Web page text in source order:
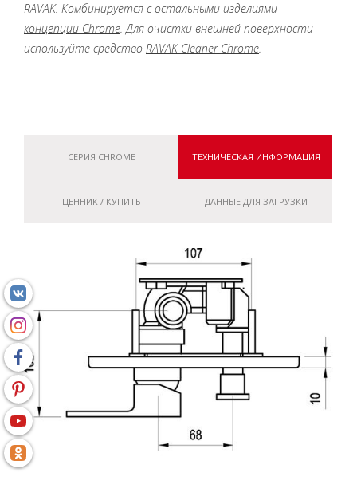
RAVAK. Комбинируется с остальными изделиями
концепции Chrome.Для очистки внешней поверхности
используйте средство RAVAK Cleaner Chrome.
СЕРИЯ CHROME ТЕХНИЧЕСКАЯ ИНФОРМАЦИЯ
ЦЕННИК / КУПИТЬ ДАННЫЕ ДЛЯ ЗАГРУЗКИ